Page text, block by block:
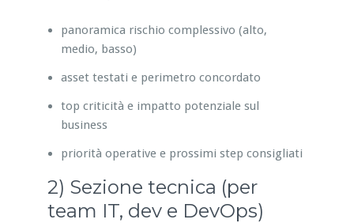
panoramica rischio complessivo (alto,
medio, basso)
asset testati e perimetro concordato
top criticità e impatto potenziale sul
business
priorità operative e prossimi step consigliati
2) Sezione tecnica (per
team IT, dev e DevOps)